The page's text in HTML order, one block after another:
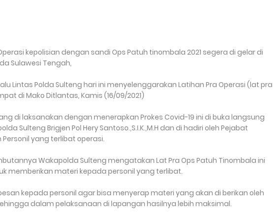
kepolisian dengan sandi Ops Patuh tinombala 2021 segera di gelar di
Sulawesi Tengah,
Lintas Polda Sulteng hari ini menyelenggarakan Latihan Pra Operasi (lat pra
di Mako Ditlantas, Kamis (16/09/2021)
di laksanakan dengan menerapkan Prokes Covid-19 ini di buka langsung
Sulteng Brigjen Pol Hery Santoso.,S.I.K.,M.H dan di hadiri oleh Pejabat
yang terlibat operasi.
Wakapolda Sulteng mengatakan Lat Pra Ops Patuh Tinombala ini
memberikan materi kepada personil yang terlibat.
kepada personil agar bisa menyerap materi yang akan di berikan oleh
dalam pelaksanaan di lapangan hasilnya lebih maksimal.